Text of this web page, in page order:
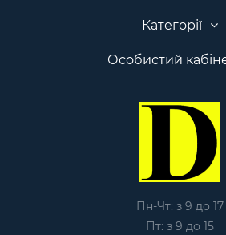
Категорії
Особистий
Пн-Чт: з 9 до 17
Пт: з 9 до 15